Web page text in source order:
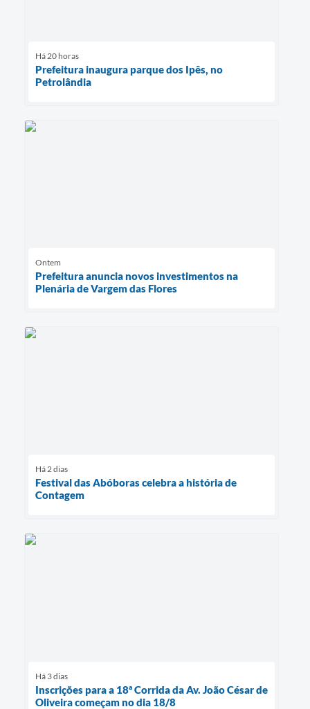
Há 20 horas
Prefeitura inaugura parque dos Ipês, no
Petrolândia
Ontem
Prefeitura anuncia novos investimentos na
Plenária de Vargem das Flores
Há 2 dias
Festival das Abóboras celebra a história de
Contagem
Há 3 dias
Inscrições para a 18ª Corrida da Av. João César de
Oliveira começam no dia 18/8